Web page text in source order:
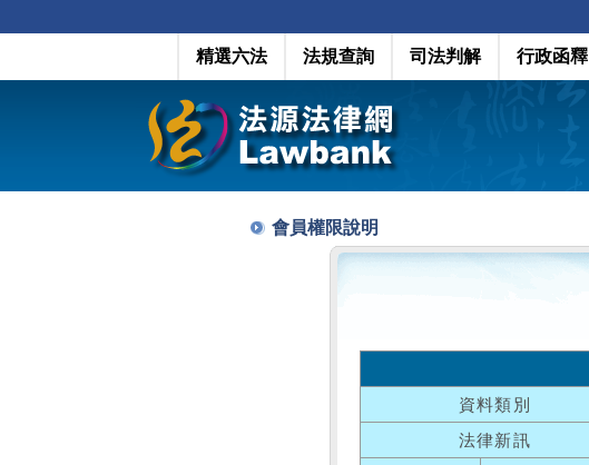
精選六法 法規查詢 司法判解 行政函釋
會員權限說明
資料類別
法律新訊